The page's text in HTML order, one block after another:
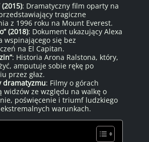
(2015): Dramatyczny film oparty na
tragiczne
z 1996 roku na Mount Everest.
(2018): Dokument ukazujący Alexa
wspinającego się bez
na El Capitan.
: Historia Arona Ralstona, który,
amputuje sobie rękę po
przez głaz.
dramatyzmu: Filmy o górach
widzów ze względu na walkę o
poświęcenie i triumf ludzkiego
warunkach.